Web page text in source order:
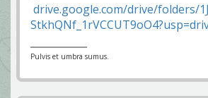
drive.google.com/drive/folders/
Pulvis et umbra sumus.